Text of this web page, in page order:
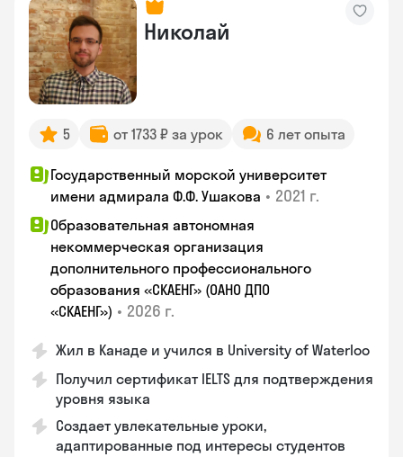
Николай
5 от 1733 ₽ за урок 6 лет опыта
Государственный морской университет
имени адмирала Ф.Ф. Ушакова • 2021 г.
Образовательная автономная
некоммерческая организация
дополнительного профессионального
образования «СКАЕНГ» (ОАНО ДПО
«СКАЕНГ») • 2026 г.
Жил в Канаде и учился в University of Waterloo
Получил сертификат IELTS для подтверждения
уровня языка
Создает увлекательные уроки,
адаптированные под интересы студентов